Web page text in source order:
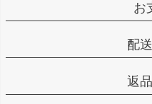
お
配
返